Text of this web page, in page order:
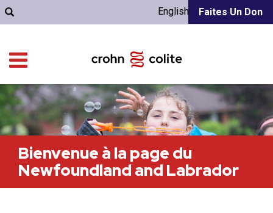
Faites Un Don
English
Bienvenue à la page du
Newfoundland and Labrador